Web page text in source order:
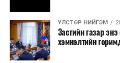
Төсвийн сахилга бат
байдал хэвийн
хязгаарлалтыг үе
УЛСТӨР НИЙГЭМ
Засгийн газар
хэмнэлтийн